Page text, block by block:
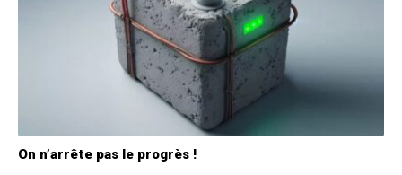
On n’arrête pas le progrès !